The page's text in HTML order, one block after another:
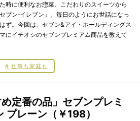
時に便利なお惣菜、こだわりのスイーツから
ブン‐イレブン」。毎日のようにお世話になっ
ず。今回は、セブン&アイ・ホールディングス
にイチオシのセブンプレミアム商品を教えて
仕事も家庭も
め定番の品」セブンプレミ
プレーン（￥198）